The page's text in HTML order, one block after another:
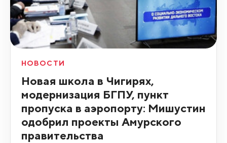
НОВОСТИ
Новая школа в Чигирях,
модернизация БГПУ, пункт
пропуска в аэропорту: Мишустин
одобрил проекты Амурского
правительства